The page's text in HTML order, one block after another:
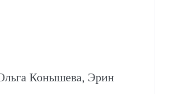
Конышева, Эрин